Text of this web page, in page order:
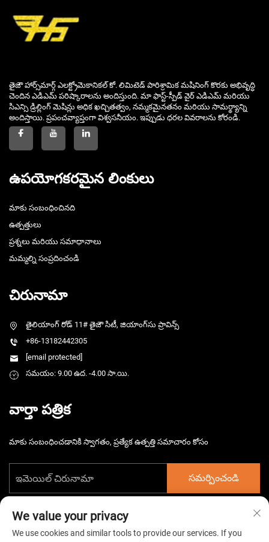
తైజౌ హార్స్‌మార్గ్ ఎలక్ట్రోమెకానికల్ కో. లిమిటెడ్ పారిశ్రామిక మషినింగ్ కొరకు అభివృద్ధి
చెందిన ఎడిఎమ్ పరిష్కారాలను అందిస్తుంది. మా ఫాస్ట్-స్పీడ్ వైర్ ఎడిఎమ్ మరియు
సిఎన్సి డ్రిల్లింగ్ మెషిన్లు అధిక ఖచ్చితత్వం, నమ్మకమైనతనం మరియు సామర్థ్యాన్ని
అందిస్తాయి. ప్రపంచవ్యాప్తంగా విశ్వసనీయం. ఇప్పుడు ధరల వివరాలను కోరండి.
ఉపయోగకరమైన లింకులు
మాకు సంబంధించినది
ఉత్పత్తులు
ప్రశ్నలు మరియు సమాధానాలు
మమ్మల్ని సంప్రదించండి
చిరునామా
తైలియాంగ్ రోడ్ 11# తైజౌ సిటీ, జియాంగ్‌సు ప్రావిన్స్
+86-13182442305
[email protected]
సమయం: 9.00 ఉద. -4.00 సా.యి.
వార్తా పత్రిక
మాకు సంబంధించడానికి స్వాగతం, ప్రత్యేక ఉత్పత్తి సమాచారం కోసం
సమర్పించండి
We value your privacy
We use cookies and similar tools to provide our services. If you